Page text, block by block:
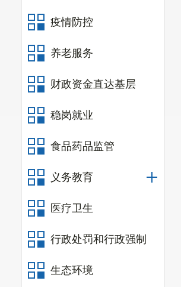
疫情防控
养老服务
财政资金直达基层
稳岗就业
食品药品监管
义务教育
医疗卫生
行政处罚和行政强制
生态环境